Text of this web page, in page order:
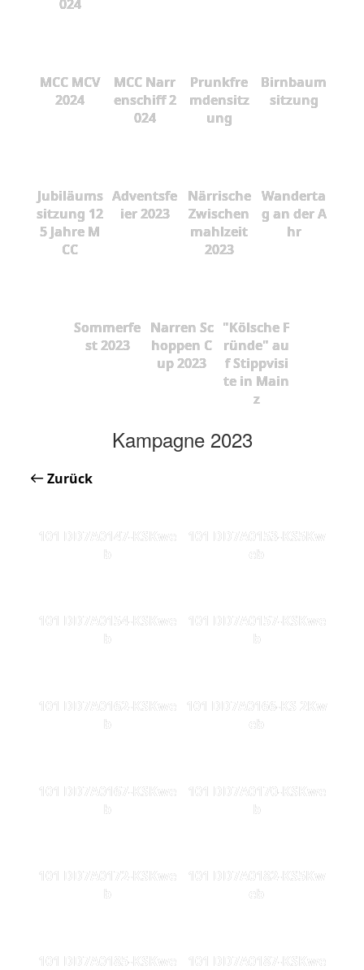
024
MCC MCV
2024
MCC Narr
enschiff 2
024
Prunkfre
mdensitz
ung
Birnbaum
sitzung
Jubiläums
sitzung 12
5 Jahre M
CC
Adventsfe
ier 2023
Närrische
Zwischen
mahlzeit
2023
Wanderta
g an der A
hr
Sommerfe
st 2023
Narren Sc
hoppen C
up 2023
"Kölsche F
ründe" au
f Stippvisi
te in Main
z
Kampagne 2023
Zurück
101 DD7A0147-KSKwe
b
101 DD7A0153-KS5Kw
eb
101 DD7A0154-KSKwe
b
101 DD7A0157-KSKwe
b
101 DD7A0162-KSKwe
b
101 DD7A0166-KS 2Kw
eb
101 DD7A0167-KSKwe
b
101 DD7A0170-KSKwe
b
101 DD7A0172-KSKwe
b
101 DD7A0182-KS5Kw
eb
101 DD7A0185-KSKwe
101 DD7A0187-KSKwe